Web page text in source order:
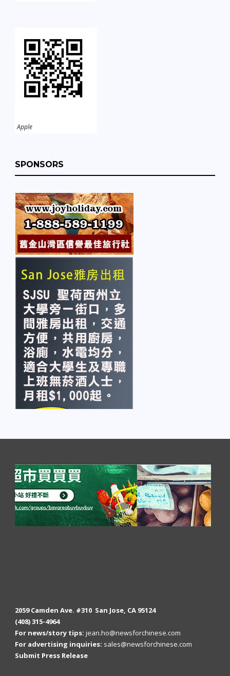
Apple
SPONSORS
2059 Camden Ave. #310 San Jose, CA 95124
(408) 315-4964
For news/story tips: jean.ho@newsforchinese.com
For advertising inquiries: sales@newsforchinese.com
Submit Press Release